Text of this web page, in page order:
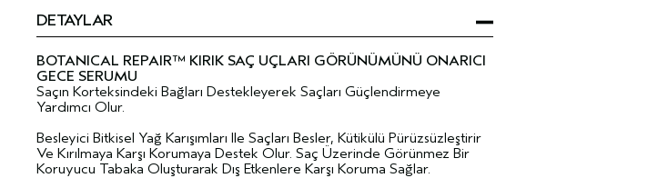
DETAYLAR
BOTANICAL REPAIR™ KIRIK SAÇ UÇLARI GÖRÜNÜMÜNÜ ONARICI
GECE SERUMU
Saçın Korteksindeki Bağları Destekleyerek Saçları Güçlendirmeye
Yardımcı Olur.
Besleyici Bitkisel Yağ Karışımları Ile Saçları Besler, Kütikülü Pürüzsüzleştirir
Ve Kırılmaya Karşı Korumaya Destek Olur. Saç Üzerinde Görünmez Bir
Koruyucu Tabaka Oluşturarak Dış Etkenlere Karşı Koruma Sağlar.